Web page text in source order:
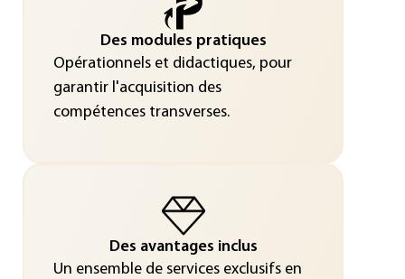
Des modules pratiques
Opérationnels et didactiques, pour
garantir l'acquisition des
compétences transverses.
Des avantages inclus
Un ensemble de services exclusifs en